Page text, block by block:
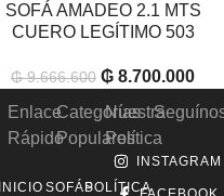
SOFÁ AMADEO 2.1 MTS
CUERO LEGÍTIMO 503
₲9.666.600 ₲ 8.700.000
Enlace
Rápido
INICIO
Categorías
Populares
SOFÁS
Nuestra
Política
POLÍTICA
INSTAGRAM